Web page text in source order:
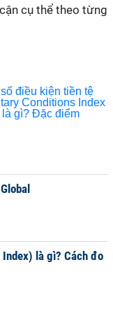
cụ thể theo từng
Index) là gì? Cách đo